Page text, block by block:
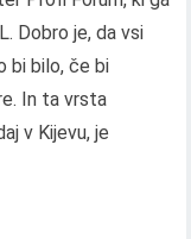
Dobro je, da vsi
bi bilo, če bi
In ta vrsta
v Kijevu, je